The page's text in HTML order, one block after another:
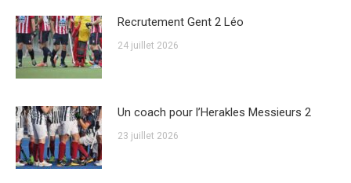
Recrutement Gent 2 Léo
24 juillet 2026
Un coach pour l’Herakles Messieurs 2
23 juillet 2026